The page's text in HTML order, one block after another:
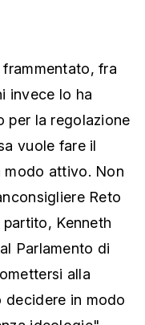
fra
invece lo ha
per la regolazione
vuole fare il
modo attivo. Non
Reto
Kenneth
Parlamento di
alla
decidere in modo